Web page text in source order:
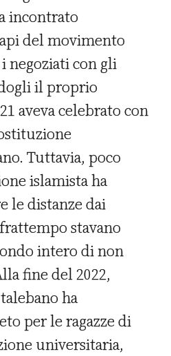
incontrato
del movimento
negoziati con gli
il proprio
aveva celebrato con
Tuttavia, poco
islamista ha
le distanze dai
stavano
intero di non
fine del 2022,
ha
per le ragazze di
universitaria,